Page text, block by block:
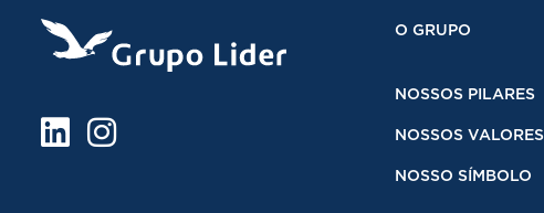
O GRUPO
NOSSOS PILARES
NOSSOS VALORES
NOSSO SÍMBOLO